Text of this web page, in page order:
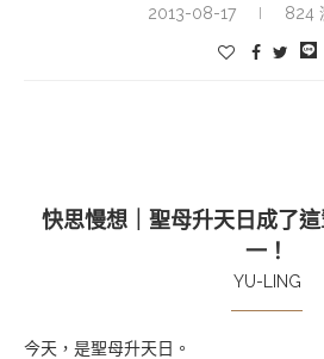
2013-08-17 824
快思慢想｜聖母升天日成了
一！
YU-LING
今天，是聖母升天日。